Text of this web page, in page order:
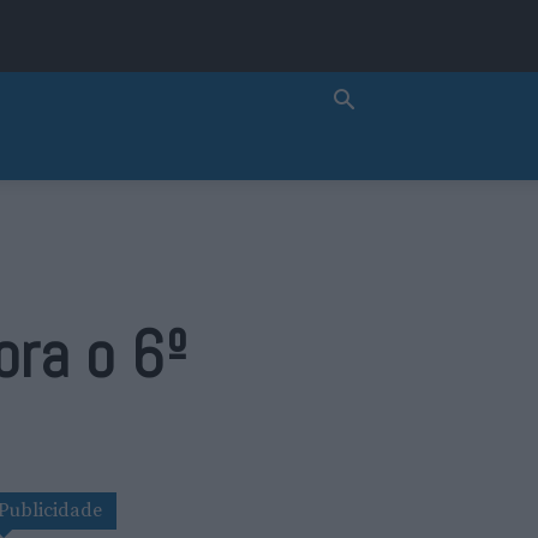
o 6º
Publicidade